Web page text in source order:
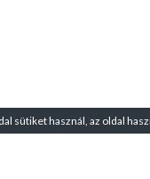
sütiket használ, az oldal